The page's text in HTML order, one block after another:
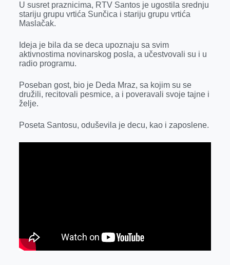
b
k
e
e
r
e
n
r
s
p
l
U susret praznicima, RTV Santos je ugostila srednju
stariju grupu vrtića Sunčica i stariju grupu vrtića
Maslačak.
Ideja je bila da se deca upoznaju sa svim
aktivnostima novinarskog posla, a učestvovali su i u
radio programu.
Poseban gost, bio je Deda Mraz, sa kojim su se
družili, recitovali pesmice, a i poveravali svoje tajne i
želje.
Poseta Santosu, oduševila je decu, kao i zaposlene.